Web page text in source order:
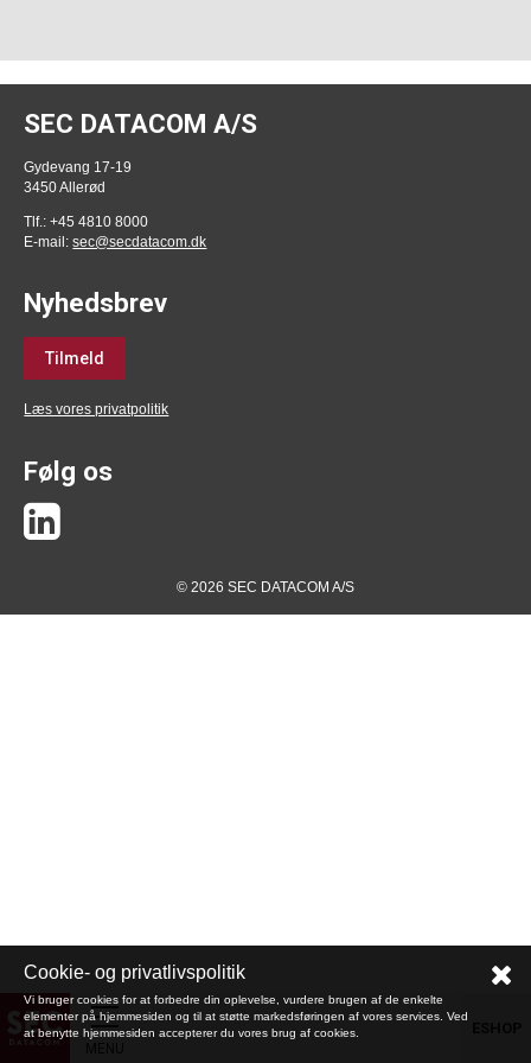
SEC DATACOM A/S
Gydevang 17-19
3450 Allerød
Tlf.: +45 4810 8000
E-mail:sec@secdatacom.dk
Nyhedsbrev
Tilmeld
Læs vores privatpolitik
Følg os
© 2026 SEC DATACOM A/S
Cookie- og privatlivspolitik
Vi bruger cookies for at forbedre din oplevelse, vurdere brugen af de enkelte
elementer på hjemmesiden og til at støtte markedsføringen af vores services. Ved
at benytte hjemmesiden accepterer du vores brug af cookies.